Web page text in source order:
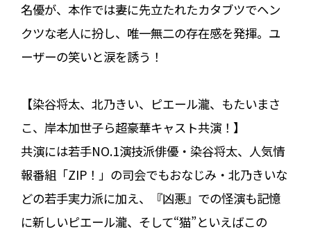
名優が、本作では妻に先立たれたカタブツでヘン
クツな老人に扮し、唯一無二の存在感を発揮。ユ
ーザーの笑いと涙を誘う！
【染谷将太、北乃きい、ピエール瀧、もたいまさ
こ、岸本加世子ら超豪華キャスト共演！】
共演には若手NO.1演技派俳優・染谷将太、人気情
報番組「ZIP！」の司会でもおなじみ・北乃きいな
どの若手実力派に加え、『凶悪』での怪演も記憶
に新しいピエール瀧、そして“猫”といえばこの